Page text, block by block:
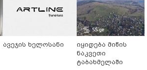
ავეჯის ხელოსანი
იყიდება მიწის
ნაკვეთი
ტაბახმელაში